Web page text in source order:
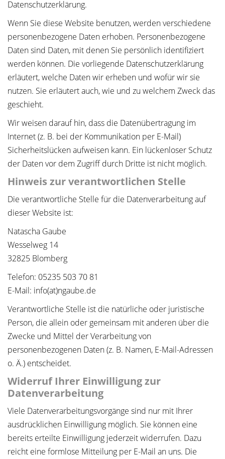
Datenschutzerklärung.
Wenn Sie diese Website benutzen, werden verschiedene
personenbezogene Daten erhoben. Personenbezogene
Daten sind Daten, mit denen Sie persönlich identifiziert
werden können. Die vorliegende Datenschutzerklärung
erläutert, welche Daten wir erheben und wofür wir sie
nutzen. Sie erläutert auch, wie und zu welchem Zweck das
geschieht.
Wir weisen darauf hin, dass die Datenübertragung im
Internet (z. B. bei der Kommunikation per E-Mail)
Sicherheitslücken aufweisen kann. Ein lückenloser Schutz
der Daten vor dem Zugriff durch Dritte ist nicht möglich.
Hinweis zur verantwortlichen Stelle
Die verantwortliche Stelle für die Datenverarbeitung auf
dieser Website ist:
Natascha Gaube
Wesselweg 14
32825 Blomberg
Telefon: 05235 503 70 81
E-Mail: info(at)ngaube.de
Verantwortliche Stelle ist die natürliche oder juristische
Person, die allein oder gemeinsam mit anderen über die
Zwecke und Mittel der Verarbeitung von
personenbezogenen Daten (z. B. Namen, E-Mail-Adressen
o. Ä.) entscheidet.
Widerruf Ihrer Einwilligung zur
Datenverarbeitung
Viele Datenverarbeitungsvorgänge sind nur mit Ihrer
ausdrücklichen Einwilligung möglich. Sie können eine
bereits erteilte Einwilligung jederzeit widerrufen. Dazu
reicht eine formlose Mitteilung per E-Mail an uns. Die